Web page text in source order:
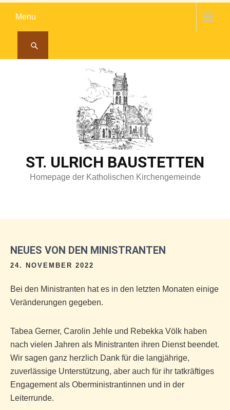
Menu
ST. ULRICH BAUSTETTEN
Homepage der Katholischen Kirchengemeinde
NEUES VON DEN MINISTRANTEN
24. NOVEMBER 2022
Bei den Ministranten hat es in den letzten Monaten einige
Veränderungen gegeben.
Tabea Gerner, Carolin Jehle und Rebekka Völk haben
nach vielen Jahren als Ministranten ihren Dienst beendet.
Wir sagen ganz herzlich Dank für die langjährige,
zuverlässige Unterstützung, aber auch für ihr tatkräftiges
Engagement als Oberministrantinnen und in der
Leiterrunde.